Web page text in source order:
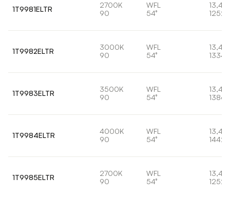
1T9981ELTR
2700K
90
WFL
54°
13,4W
1T9982ELTR
3000K
90
WFL
54°
13,4W
1T9983ELTR
3500K
90
WFL
54°
13,4W
1T9984ELTR
4000K
90
WFL
54°
13,4W
1T9985ELTR
2700K
90
WFL
54°
13,4W